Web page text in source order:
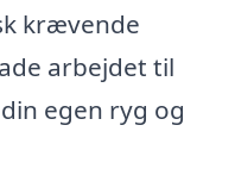
krævende
arbejdet til
egen ryg og